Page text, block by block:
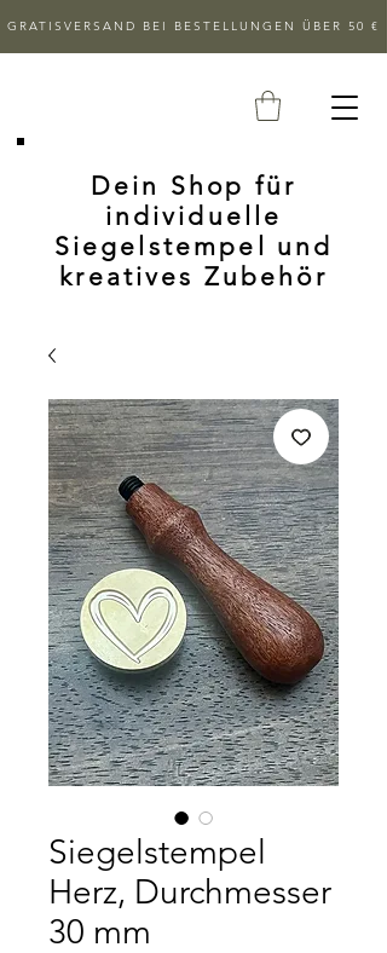
GRATISVERSAND BEI BESTELLUNGEN ÜBER 50 €
Dein Shop für
individuelle
Siegelstempel und
kreatives Zubehör
Siegelstempel
Herz, Durchmesser
30 mm